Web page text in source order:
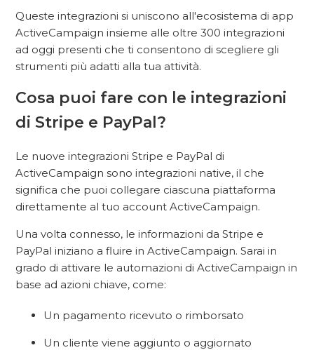
Queste integrazioni si uniscono all'ecosistema di app
ActiveCampaign insieme alle oltre 300 integrazioni
ad oggi presenti che ti consentono di scegliere gli
strumenti più adatti alla tua attività.
Cosa puoi fare con le integrazioni
di Stripe e PayPal?
Le nuove integrazioni Stripe e PayPal di
ActiveCampaign sono integrazioni native, il che
significa che puoi collegare ciascuna piattaforma
direttamente al tuo account ActiveCampaign.
Una volta connesso, le informazioni da Stripe e
PayPal iniziano a fluire in ActiveCampaign. Sarai in
grado di attivare le automazioni di ActiveCampaign in
base ad azioni chiave, come:
Un pagamento ricevuto o rimborsato
Un cliente viene aggiunto o aggiornato